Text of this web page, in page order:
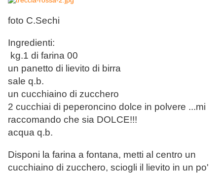
foto C.Sechi
Ingredienti:
kg.1 di farina 00
un panetto di lievito di birra
sale q.b.
un cucchiaino di zucchero
2 cucchiai di peperoncino dolce in polvere ...mi
raccomando che sia DOLCE!!!
acqua q.b.
Disponi la farina a fontana, metti al centro un
cucchiaino di zucchero, sciogli il lievito in un po'